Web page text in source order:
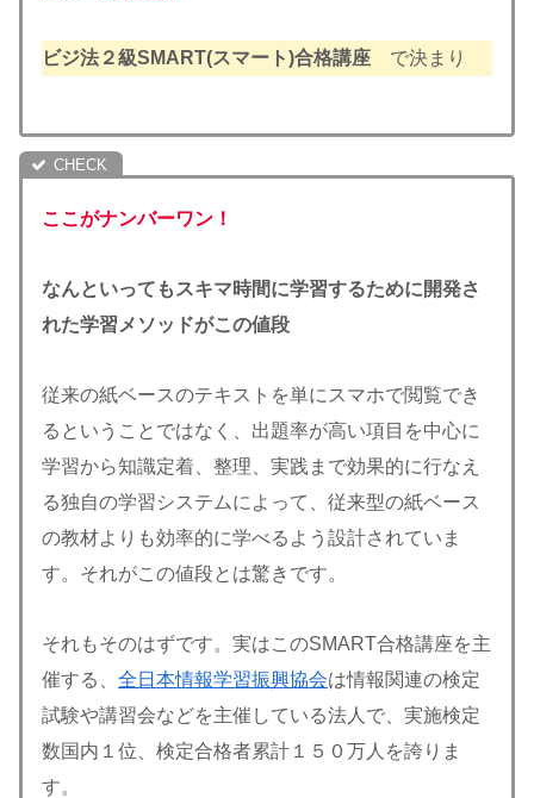
ビジ法２級SMART(スマート)合格講座 で決まり
ここがナンバーワン！
なんといってもスキマ時間に学習するために開発さ
れた学習メソッドがこの値段
従来の紙ベースのテキストを単にスマホで閲覧でき
るということではなく、出題率が高い項目を中心に
学習から知識定着、整理、実践まで効果的に行なえ
る独自の学習システムによって、従来型の紙ベース
の教材よりも効率的に学べるよう設計されていま
す。それがこの値段とは驚きです。
それもそのはずです。実はこのSMART合格講座を主
催する、 全日本情報学習振興協会は情報関連の検定
試験や講習会などを主催している法人で、実施検定
数国内１位、検定合格者累計１５０万人を誇りま
す。